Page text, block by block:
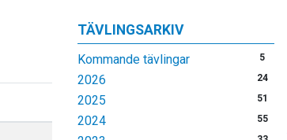
TÄVLINGSARKIV
Kommande tävlingar 5
2026 24
2025 51
2024 55